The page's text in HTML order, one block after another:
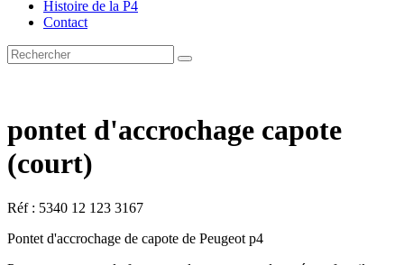
Histoire de la P4
Contact
pontet d'accrochage capote
(court)
Réf : 5340 12 123 3167
Pontet d'accrochage de capote de Peugeot p4